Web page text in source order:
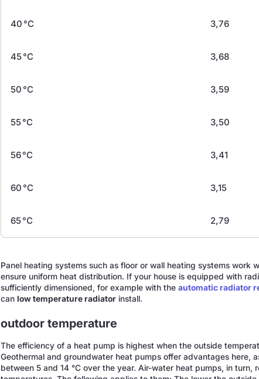
40 °C 3,76
45 °C 3,68
50 °C 3,59
55 °C 3,50
56 °C 3,41
60 °C 3,15
65 °C 2,79
Panel heating systems such as floor or wall heating systems work
ensure uniform heat distribution. If your house is equipped with
sufficiently dimensioned, for example with theautomatic radiator
canlow temperature radiator install.
outdoor temperature
The efficiency of a heat pump is highest when the outside
Geothermal and groundwater heat pumps offer advantages here,
between 5 and 14 °C over the year. Air-water heat pumps, in turn,